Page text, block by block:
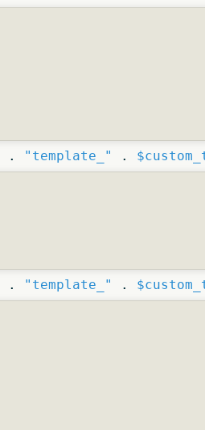
. "template_" .
. "template_" .